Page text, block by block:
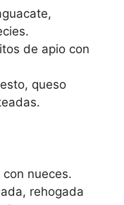
de apio con
queso
con nueces.
rehogada